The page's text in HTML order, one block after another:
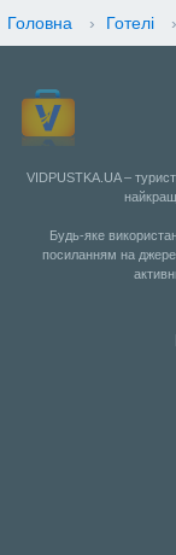
Головна › Готелі ›
VIDPUSTKA.UA –
Будь-яке
посиланням на